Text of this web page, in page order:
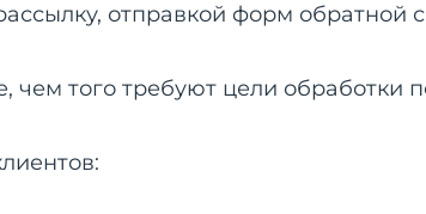
отправкой форм обратной
того требуют цели обработки